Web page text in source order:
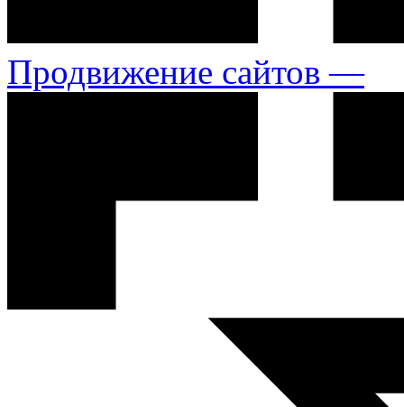
Продвижение сайтов —